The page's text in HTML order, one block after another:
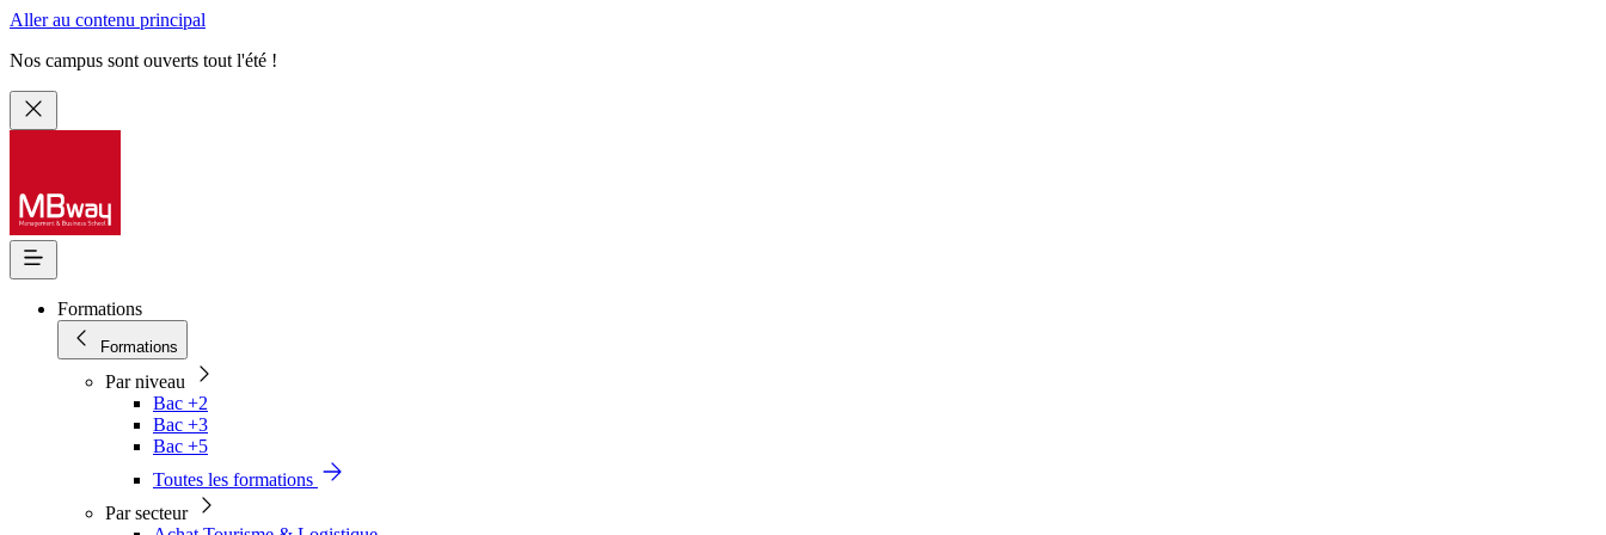
Aller au contenu principal
Nos campus sont ouverts tout l'été !
Formations
Formations
Par niveau
Bac +2
Bac +3
Bac +5
Toutes les formations
Par secteur